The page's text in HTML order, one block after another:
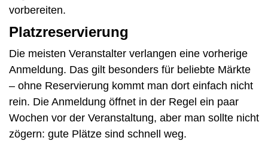
vorbereiten.
Platzreservierung
Die meisten Veranstalter verlangen eine vorherige
Anmeldung. Das gilt besonders für beliebte Märkte
– ohne Reservierung kommt man dort einfach nicht
rein. Die Anmeldung öffnet in der Regel ein paar
Wochen vor der Veranstaltung, aber man sollte nicht
zögern: gute Plätze sind schnell weg.